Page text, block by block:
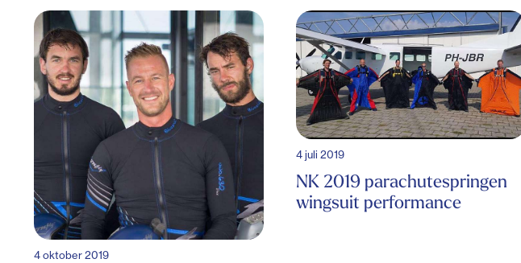
4 oktober 2019
4 juli 2019
NK 2019 parachutespringen
wingsuit performance